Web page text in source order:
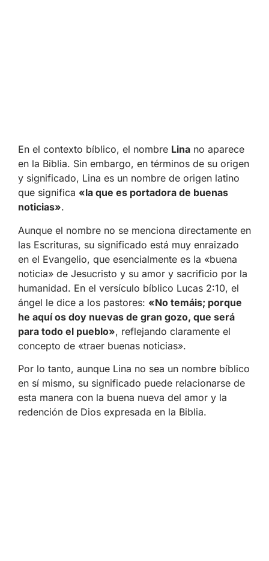
En el contexto bíblico, el nombre Lina no aparece
en la Biblia. Sin embargo, en términos de su origen
y significado, Lina es un nombre de origen latino
que significa «la que es portadora de buenas
noticias».
Aunque el nombre no se menciona directamente en
las Escrituras, su significado está muy enraizado
en el Evangelio, que esencialmente es la «buena
noticia» de Jesucristo y su amor y sacrificio por la
humanidad. En el versículo bíblico Lucas 2:10, el
ángel le dice a los pastores: «No temáis; porque
he aquí os doy nuevas de gran gozo, que será
para todo el pueblo», reflejando claramente el
concepto de «traer buenas noticias».
Por lo tanto, aunque Lina no sea un nombre bíblico
en sí mismo, su significado puede relacionarse de
esta manera con la buena nueva del amor y la
redención de Dios expresada en la Biblia.